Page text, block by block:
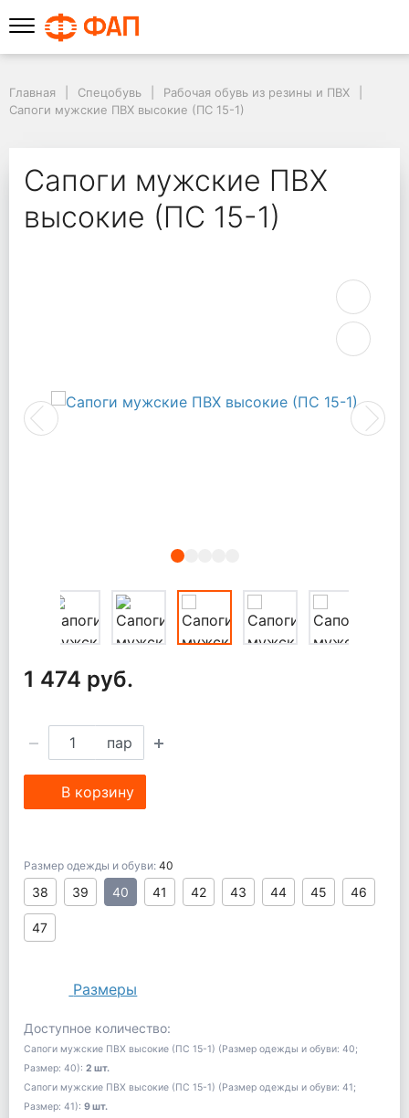
Главная Спецобувь
Рабочая обувь из резины и ПВХ
Сапоги мужские ПВХ высокие (ПС 15-1)
Сапоги мужские ПВХ
высокие (ПС 15-1)
Previous Next
1 474 руб.
пар
В корзину
Размер одежды и обуви: 40
38 39 40 41 42 43 44 45 46
47
Размеры
Доступное количество:
Сапоги мужские ПВХ высокие (ПС 15-1) (Размер одежды и обуви: 40;
Размер: 40): 2 шт.
Сапоги мужские ПВХ высокие (ПС 15-1) (Размер одежды и обуви: 41;
Размер: 41): 9 шт.